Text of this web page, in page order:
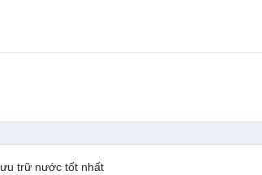
trữ nước tốt nhất